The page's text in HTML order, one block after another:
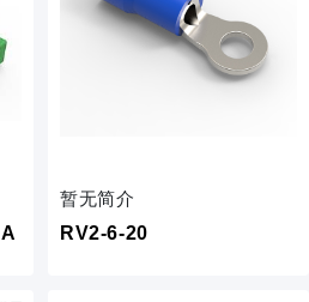
暂无简介
RV2-6-20